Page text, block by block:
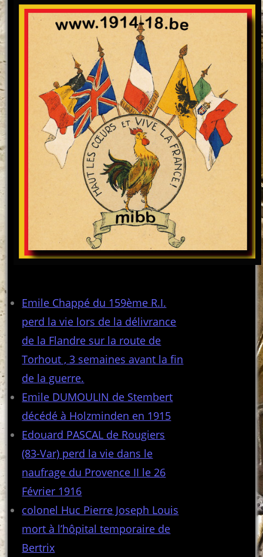
Emile Chappé du 159ème R.I.
perd la vie lors de la délivrance
de la Flandre sur la route de
Torhout , 3 semaines avant la fin
de la guerre.
Emile DUMOULIN de Stembert
décédé à Holzminden en 1915
Edouard PASCAL de Rougiers
(83-Var) perd la vie dans le
naufrage du Provence II le 26
Février 1916
colonel Huc Pierre Joseph Louis
mort à l’hôpital temporaire de
Bertrix